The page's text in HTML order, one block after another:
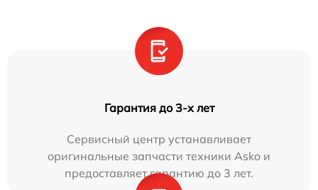
Гарантия до 3-х лет
Сервисный центр устанавливает
оригинальные запчасти техники Asko и
предоставляет гарантию до 3 лет.